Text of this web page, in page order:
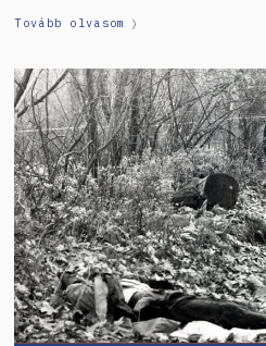
Tovább olvasom